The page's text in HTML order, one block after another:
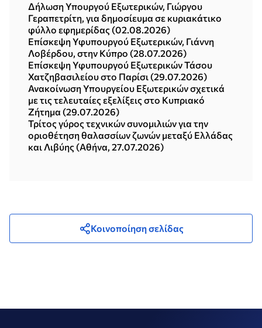
Δήλωση Υπουργού Εξωτερικών, Γιώργου
Γεραπετρίτη, για δημοσίευμα σε κυριακάτικο
φύλλο εφημερίδας (02.08.2026)
Επίσκεψη Υφυπουργού Εξωτερικών, Γιάννη
Λοβέρδου, στην Κύπρο (28.07.2026)
Επίσκεψη Υφυπουργού Εξωτερικών Τάσου
Χατζηβασιλείου στο Παρίσι (29.07.2026)
Ανακοίνωση Υπουργείου Εξωτερικών σχετικά
με τις τελευταίες εξελίξεις στο Κυπριακό
Ζήτημα (29.07.2026)
Τρίτος γύρος τεχνικών συνομιλιών για την
οριοθέτηση θαλασσίων ζωνών μεταξύ Ελλάδας
και Λιβύης (Αθήνα, 27.07.2026)
Κοινοποίηση σελίδας